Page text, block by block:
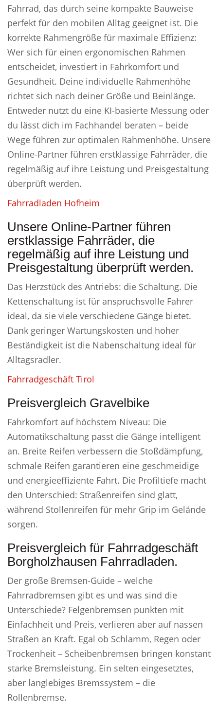
Fahrrad, das durch seine kompakte Bauweise
perfekt für den mobilen Alltag geeignet ist. Die
korrekte Rahmengröße für maximale Effizienz:
Wer sich für einen ergonomischen Rahmen
entscheidet, investiert in Fahrkomfort und
Gesundheit. Deine individuelle Rahmenhöhe
richtet sich nach deiner Größe und Beinlänge.
Entweder nutzt du eine KI-basierte Messung oder
du lässt dich im Fachhandel beraten – beide
Wege führen zur optimalen Rahmenhöhe. Unsere
Online-Partner führen erstklassige Fahrräder, die
regelmäßig auf ihre Leistung und Preisgestaltung
überprüft werden.
Fahrradladen Hofheim
Unsere Online-Partner führen
erstklassige Fahrräder, die
regelmäßig auf ihre Leistung und
Preisgestaltung überprüft werden.
Das Herzstück des Antriebs: die Schaltung. Die
Kettenschaltung ist für anspruchsvolle Fahrer
ideal, da sie viele verschiedene Gänge bietet.
Dank geringer Wartungskosten und hoher
Beständigkeit ist die Nabenschaltung ideal für
Alltagsradler.
Fahrradgeschäft Tirol
Preisvergleich Gravelbike
Fahrkomfort auf höchstem Niveau: Die
Automatikschaltung passt die Gänge intelligent
an. Breite Reifen verbessern die Stoßdämpfung,
schmale Reifen garantieren eine geschmeidige
und energieeffiziente Fahrt. Die Profiltiefe macht
den Unterschied: Straßenreifen sind glatt,
während Stollenreifen für mehr Grip im Gelände
sorgen.
Preisvergleich für Fahrradgeschäft
Borgholzhausen Fahrradladen.
Der große Bremsen-Guide – welche
Fahrradbremsen gibt es und was sind die
Unterschiede? Felgenbremsen punkten mit
Einfachheit und Preis, verlieren aber auf nassen
Straßen an Kraft. Egal ob Schlamm, Regen oder
Trockenheit – Scheibenbremsen bringen konstant
starke Bremsleistung. Ein selten eingesetztes,
aber langlebiges Bremssystem – die
Rollenbremse.